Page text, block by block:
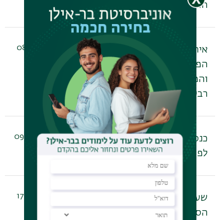
האחרונות
אירוע השקה לספרם של
הפרופ' רחל לוי-שיף
והפרופ' עמירם רביב ביום
רביעי, 15.1.25, שעה 18:30
15/01/2025 - 08:52
כנס המחקר של המחלקה
לפסיכולוגיה
08/01/2025 - 09:18
שעות הפתיחה של
הספרייה לפסיכולוגיה בימי